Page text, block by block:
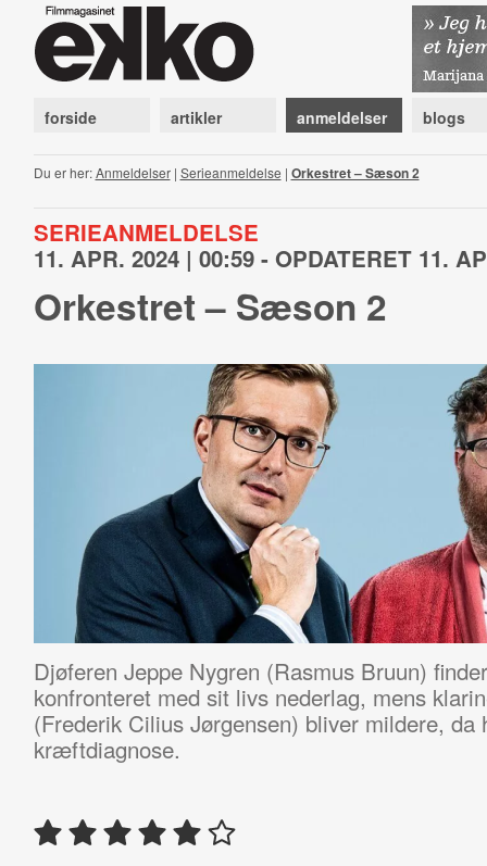
forside artikler anmeldelser blogs
Du er her:Anmeldelser| Serieanmeldelse | Orkestret – Sæson 2
SERIEANMELDELSE
11. APR. 2024 | 00:59 - OPDATERET 11.
Orkestret – Sæson 2
Djøferen Jeppe Nygren (Rasmus Bruun)
konfronteret med sit livs nederlag, mens
(Frederik Cilius Jørgensen) bliver mildere, da
kræftdiagnose.